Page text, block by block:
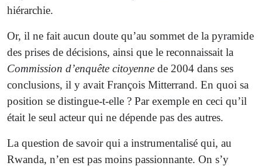
hiérarchie.
Or, il ne fait aucun doute qu’au sommet de la pyramide
des prises de décisions, ainsi que le reconnaissait la
Commission d’enquête citoyenne de 2004 dans ses
conclusions, il y avait François Mitterrand. En quoi sa
position se distingue-t-elle ? Par exemple en ceci qu’il
était le seul acteur qui ne dépende pas des autres.
La question de savoir qui a instrumentalisé qui, au
Rwanda, n’en est pas moins passionnante. On s’y